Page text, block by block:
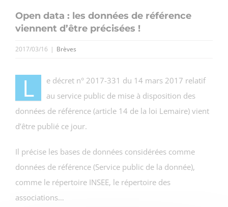
Open data : les données de référence
viennent d’être précisées !
2017/03/16 | Brèves
L
e décret n° 2017-331 du 14 mars 2017 relatif
au service public de mise à disposition des
données de référence (article 14 de la loi Lemaire) vient
d’être publié ce jour.
Il précise les bases de données considérées comme
données de référence (Service public de la donnée),
comme le répertoire INSEE, le répertoire des
associations…